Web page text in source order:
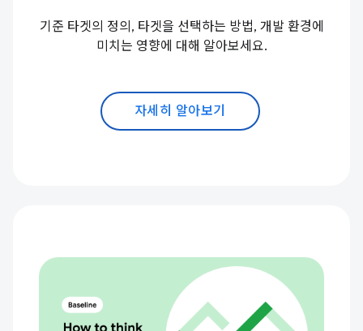
기준 타겟의 정의, 타겟을 선택하는 방법, 개발 환경에
미치는 영향에 대해 알아보세요.
자세히 알아보기